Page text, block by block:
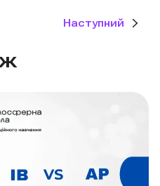
Наступний